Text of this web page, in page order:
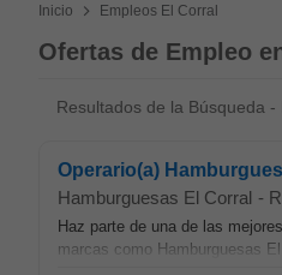
Inicio > Empleos El Corral
Ofertas de Empleo
Resultados de la Búsqueda -
Operario(a)
Hamburguesas El Corral -
Haz parte de una de las
marcas como Hamburguesas